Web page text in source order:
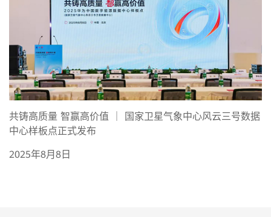
共铸高质量 智赢高价值 ｜ 国家卫星气象中心风云三号数据
中心样板点正式发布
2025年8月8日